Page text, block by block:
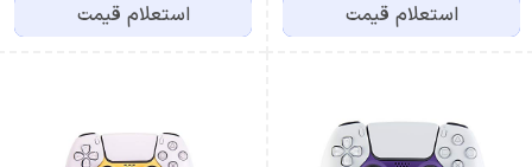
استعلام قیمت استعلام قیمت